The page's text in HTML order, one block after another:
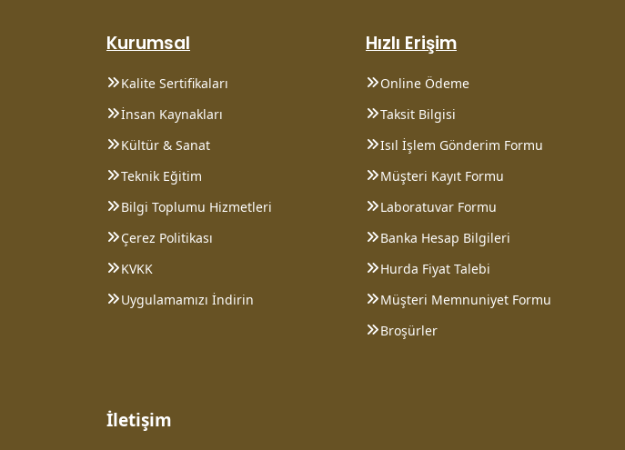
Kurumsal
Kalite Sertifikaları
İnsan Kaynakları
Kültür & Sanat
Teknik Eğitim
Bilgi Toplumu Hizmetleri
Çerez Politikası
KVKK
Uygulamamızı İndirin
Hızlı Erişim
Online Ödeme
Taksit Bilgisi
Isıl İşlem Gönderim Formu
Müşteri Kayıt Formu
Laboratuvar Formu
Banka Hesap Bilgileri
Hurda Fiyat Talebi
Müşteri Memnuniyet Formu
Broşürler
İletişim